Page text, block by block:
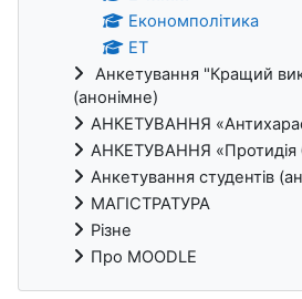
Економполітика
ЕТ
Анкетування "Кращий
(анонімне)
АНКЕТУВАННЯ
АНКЕТУВАННЯ «Протидія
Анкетування студентів
МАГІСТРАТУРА
Різне
Про MOODLE